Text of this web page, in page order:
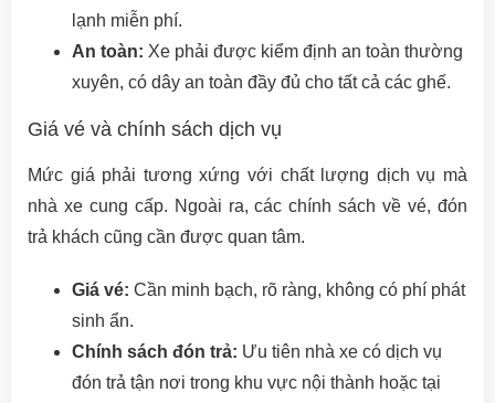
lạnh miễn phí.
An toàn: Xe phải được kiểm định an toàn thường
xuyên, có dây an toàn đầy đủ cho tất cả các ghế.
Giá vé và chính sách dịch vụ
Mức giá phải tương xứng với chất lượng dịch vụ mà
nhà xe cung cấp. Ngoài ra, các chính sách về vé, đón
trả khách cũng cần được quan tâm.
Giá vé: Cần minh bạch, rõ ràng, không có phí phát
sinh ẩn.
Chính sách đón trả: Ưu tiên nhà xe có dịch vụ
đón trả tận nơi trong khu vực nội thành hoặc tại